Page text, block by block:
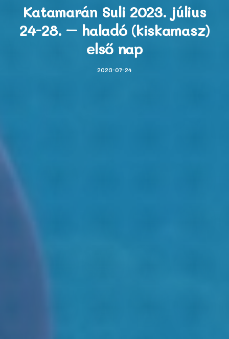
Katamarán Suli 2023. július
24-28. – haladó (kiskamasz)
első nap
2023-07-24